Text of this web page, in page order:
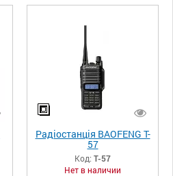
Радіостанція BAOFENG T-
57
Код: T-57
Нет в наличии